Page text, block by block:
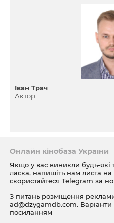
Іван Трач
Актор
Онлайн кінобаза України
Якщо у вас виникли будь-які
ласка, напишіть нам листа на
скористайтеся Telegram за
З питань розміщення
ad@dzygamdb.com. Варіанти
посиланням